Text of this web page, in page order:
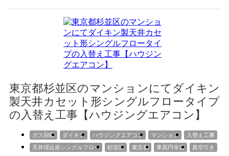
東京都杉並区のマンションにてダイキン
製天井カセット形シングルフロータイプ
の入替え工事【ハウジングエアコン】
ガス回収 ダイキン ハウジングエアコン マンション
入替え工事
天井埋込形シングルフロー
杉並区 東京都 東高円寺店 真空引き